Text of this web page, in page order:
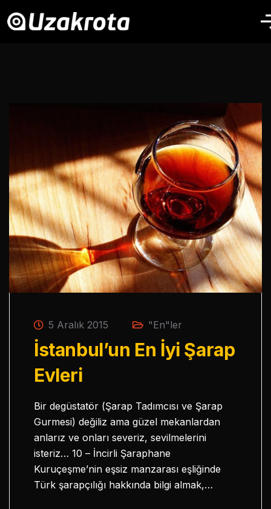
5 Aralık 2015 "En"ler
İstanbul’un En İyi Şarap
Evleri
Bir degüstatör (Şarap Tadımcısı ve Şarap
Gurmesi) değiliz ama güzel mekanlardan
anlarız ve onları severiz, sevilmelerini
isteriz… 10 – İncirli Şaraphane
Kuruçeşme’nin eşsiz manzarası eşliğinde
Türk şarapçılığı hakkında bilgi almak,…